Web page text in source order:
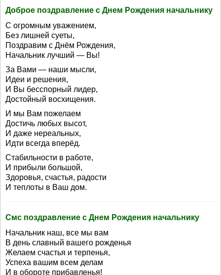
Доброе поздравление с Днем Рождения начальнику
С огромным уважением,
Без лишней суеты,
Поздравим с Днём Рождения,
Начальник лучший — Вы!
За Вами — наши мысли,
Идеи и решения,
И Вы бесспорный лидер,
Достойный восхищения.
И мы Вам пожелаем
Достичь любых высот,
И даже нереальных,
Идти всегда вперёд.
Стабильности в работе,
И прибыли большой,
Здоровья, счастья, радости
И теплоты в Ваш дом.
Смс поздравление с Днем Рождения начальнику
Начальник наш, все мы вам
В день славный вашего рожденья
Желаем счастья и терпенья,
Успеха вашим всем делам
И в обороте прибавленья!